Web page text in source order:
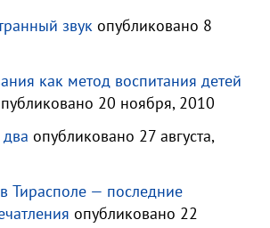
звук опубликовано 8
как метод воспитания детей
20 ноября, 2010
опубликовано 27 августа,
Тирасполе — последние
опубликовано 22